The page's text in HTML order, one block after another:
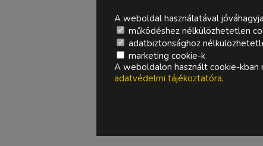
A weboldal használatával
működéshez nélkülözhetetlen
adatbiztonsághoz
marketing cookie-k
A weboldalon használt cookie-
adatvédelmi tájékoztatóra.